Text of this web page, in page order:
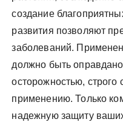
создание
развития позволяют
заболеваний.
должно быть
осторожностью, строго
применению. Только
надежную защиту